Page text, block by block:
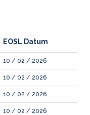
EOSL Datum
10 / 02 / 2026
10 / 02 / 2026
10 / 02 / 2026
10 / 02 / 2026